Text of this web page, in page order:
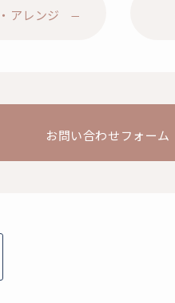
アレンジ
お問い合わせフォーム